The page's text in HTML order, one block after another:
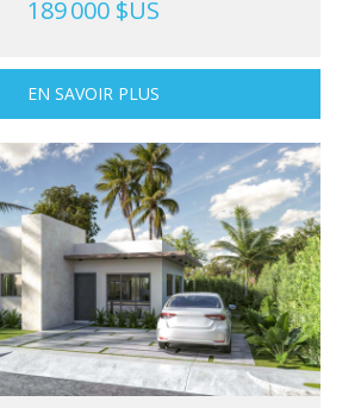
189 000 $US
EN SAVOIR PLUS